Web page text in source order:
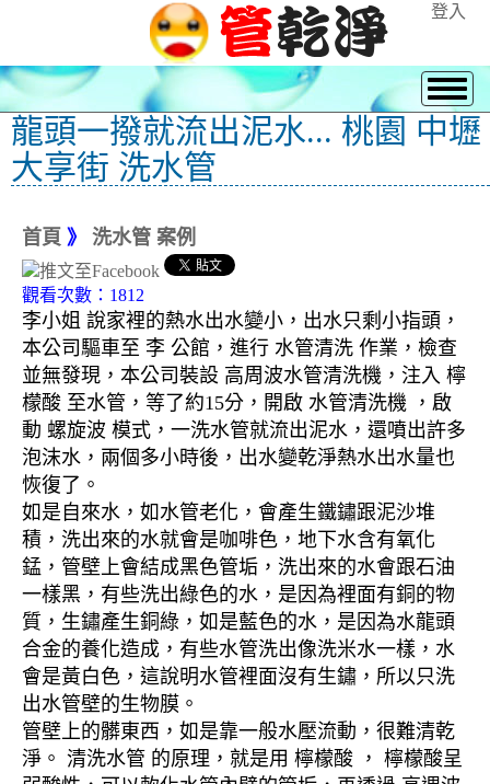
登入
龍頭一撥就流出泥水... 桃園 中壢
大享街 洗水管
首頁 》 洗水管 案例
觀看次數：1812
李小姐 說家裡的熱水出水變小，出水只剩小指頭，
本公司驅車至 李 公館，進行 水管清洗 作業，檢查
並無發現，本公司裝設 高周波水管清洗機，注入 檸
檬酸 至水管，等了約15分，開啟 水管清洗機 ，啟
動 螺旋波 模式，一洗水管就流出泥水，還噴出許多
泡沫水，兩個多小時後，出水變乾淨熱水出水量也
恢復了。
如是自來水，如水管老化，會產生鐵鏽跟泥沙堆
積，洗出來的水就會是咖啡色，地下水含有氧化
錳，管壁上會結成黑色管垢，洗出來的水會跟石油
一樣黑，有些洗出綠色的水，是因為裡面有銅的物
質，生鏽產生銅綠，如是藍色的水，是因為水龍頭
合金的養化造成，有些水管洗出像洗米水一樣，水
會是黃白色，這說明水管裡面沒有生鏽，所以只洗
出水管壁的生物膜。
管壁上的髒東西，如是靠一般水壓流動，很難清乾
淨。 清洗水管 的原理，就是用 檸檬酸 ， 檸檬酸呈